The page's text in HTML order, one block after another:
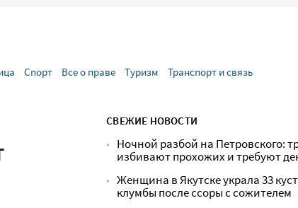
Спорт Все о праве Туризм Транспорт и связь
СВЕЖИЕ НОВОСТИ
Ночной разбой на Петровского:
избивают прохожих и требуют
Женщина в Якутске украла 33
клумбы после ссоры с сожителем